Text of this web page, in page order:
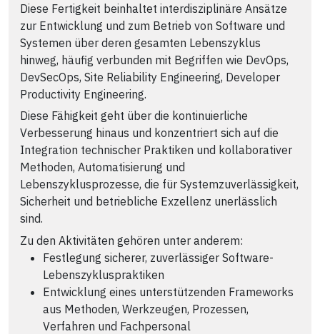
Diese Fertigkeit beinhaltet interdisziplinäre Ansätze
zur Entwicklung und zum Betrieb von Software und
Systemen über deren gesamten Lebenszyklus
hinweg, häufig verbunden mit Begriffen wie DevOps,
DevSecOps, Site Reliability Engineering, Developer
Productivity Engineering.
Diese Fähigkeit geht über die kontinuierliche
Verbesserung hinaus und konzentriert sich auf die
Integration technischer Praktiken und kollaborativer
Methoden, Automatisierung und
Lebenszyklusprozesse, die für Systemzuverlässigkeit,
Sicherheit und betriebliche Exzellenz unerlässlich
sind.
Zu den Aktivitäten gehören unter anderem:
Festlegung sicherer, zuverlässiger Software-
Lebenszykluspraktiken
Entwicklung eines unterstützenden Frameworks
aus Methoden, Werkzeugen, Prozessen,
Verfahren und Fachpersonal